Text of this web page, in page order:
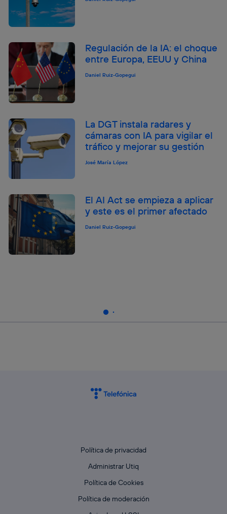
Regulación de la IA: el choque
entre Europa, EEUU y China
Daniel Ruiz-Gopegui
La DGT instala radares y
cámaras con IA para vigilar el
tráfico y mejorar su gestión
José María López
El AI Act se empieza a aplicar
y este es el primer afectado
Daniel Ruiz-Gopegui
Política de privacidad
Administrar Utiq
Política de Cookies
Política de moderación